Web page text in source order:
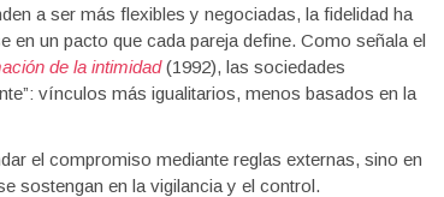
a ser más flexibles y negociadas, la fidelidad ha
en un pacto que cada pareja define. Como señala el
de la intimidad(1992), las sociedades
vínculos más igualitarios, menos basados en la
el compromiso mediante reglas externas, sino en
sostengan en la vigilancia y el control.